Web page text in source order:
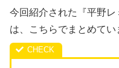
今回紹介された『平野
は、こちらでまとめてい